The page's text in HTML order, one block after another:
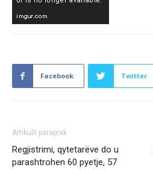
Facebook Twitter
Artikulli paraprak
Regjistrimi, qytetarëve do u
parashtrohen 60 pyetje, 57